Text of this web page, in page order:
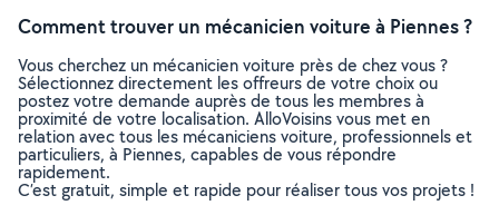
Comment trouver un mécanicien voiture à Piennes ?
Vous cherchez un mécanicien voiture près de chez vous ?
Sélectionnez directement les offreurs de votre choix ou
postez votre demande auprès de tous les membres à
proximité de votre localisation. AlloVoisins vous met en
relation avec tous les mécaniciens voiture, professionnels et
particuliers, à Piennes, capables de vous répondre
rapidement.
C’est gratuit, simple et rapide pour réaliser tous vos projets !